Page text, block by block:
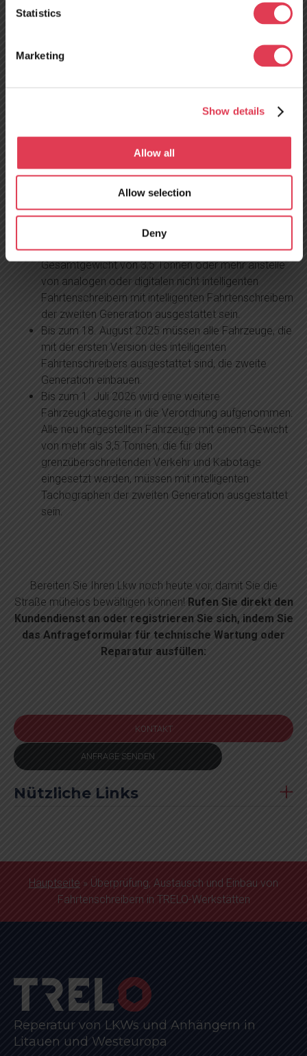
Statistics
Marketing
Show details
Allow all
Allow selection
Deny
Wann muss ich den
Tachographen austauschen?
Bis zum 31. Dezember 2024 müssen alle
Straßenfahrzeuge mit einem zulässigen
Gesamtgewicht von 3,5 Tonnen oder mehr anstelle
von analogen oder digitalen nicht intelligenten
Fahrtenschreibern mit intelligenten Fahrtenschreibern
der zweiten Generation ausgestattet sein.
Bis zum 18. August 2025 müssen alle Fahrzeuge, die
mit der ersten Version des intelligenten
Fahrtenschreibers ausgestattet sind, die zweite
Generation einbauen.
Bis zum 1. Juli 2026 wird eine weitere
Fahrzeugkategorie in die Verordnung aufgenommen:
Alle neu hergestellten Fahrzeuge mit einem Gewicht
von mehr als 3,5 Tonnen, die für den
grenzüberschreitenden Verkehr und Kabotage
eingesetzt werden, müssen mit intelligenten
Tachographen der zweiten Generation ausgestattet
sein.
Bereiten Sie Ihren Lkw noch heute vor, damit Sie die
Straße mühelos bewältigen können! Rufen Sie direkt den
Kundendienst an oder registrieren Sie sich, indem Sie
das Anfrageformular für technische Wartung oder
Reparatur ausfüllen:
KONTAKT
ANFRAGE SENDEN
Nützliche Links
Hauptseite » Überprüfung, Austausch und Einbau von
Fahrtenschreibern in TRELO-Werkstätten
Reperatur von LKWs und Anhängern in
Litauen und Westeuropa
Servicezentrum in
Tours, Frankreich –
ab dem 10. August